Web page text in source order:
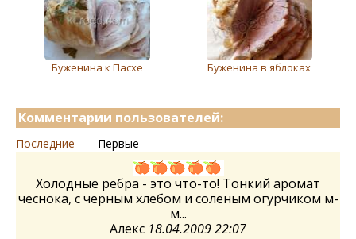
Буженина к Пасхе Буженина в яблоках
Комментарии пользователей:
Последние Первые
Холодные ребра - это что-то! Тонкий аромат
чеснока, с черным хлебом и соленым огурчиком м-
м...
Алекс 18.04.2009 22:07